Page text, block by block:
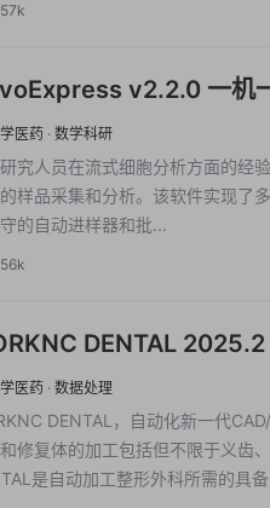
v2.2.0 一机
据采集与分析Agilent
医药 · 数学科研
究人员在流式细胞分析方面的
样品采集和分析。该软件实现了
的自动进样器和批...
DENTAL
切削软件
医药 · 数据处理
DENTAL，自动化新一代
修复体的加工包括但不限于义齿、冠
是自动加工整形外科所需的具